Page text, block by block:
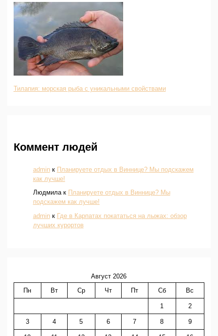
Тилапия: морская рыба с уникальными свойствами
Коммент людей
adminк Планируете отдых в Виннице? Мы подскажем
как лучше!
Людмилак Планируете отдых в Виннице? Мы
подскажем как лучше!
adminк Где в Карпатах покататься на лыжах: обзор
лучших курортов
Август 2026
Пн
Вт Ср Чт Пт Сб Вс
1 2
3 4 5 6 7 8 9